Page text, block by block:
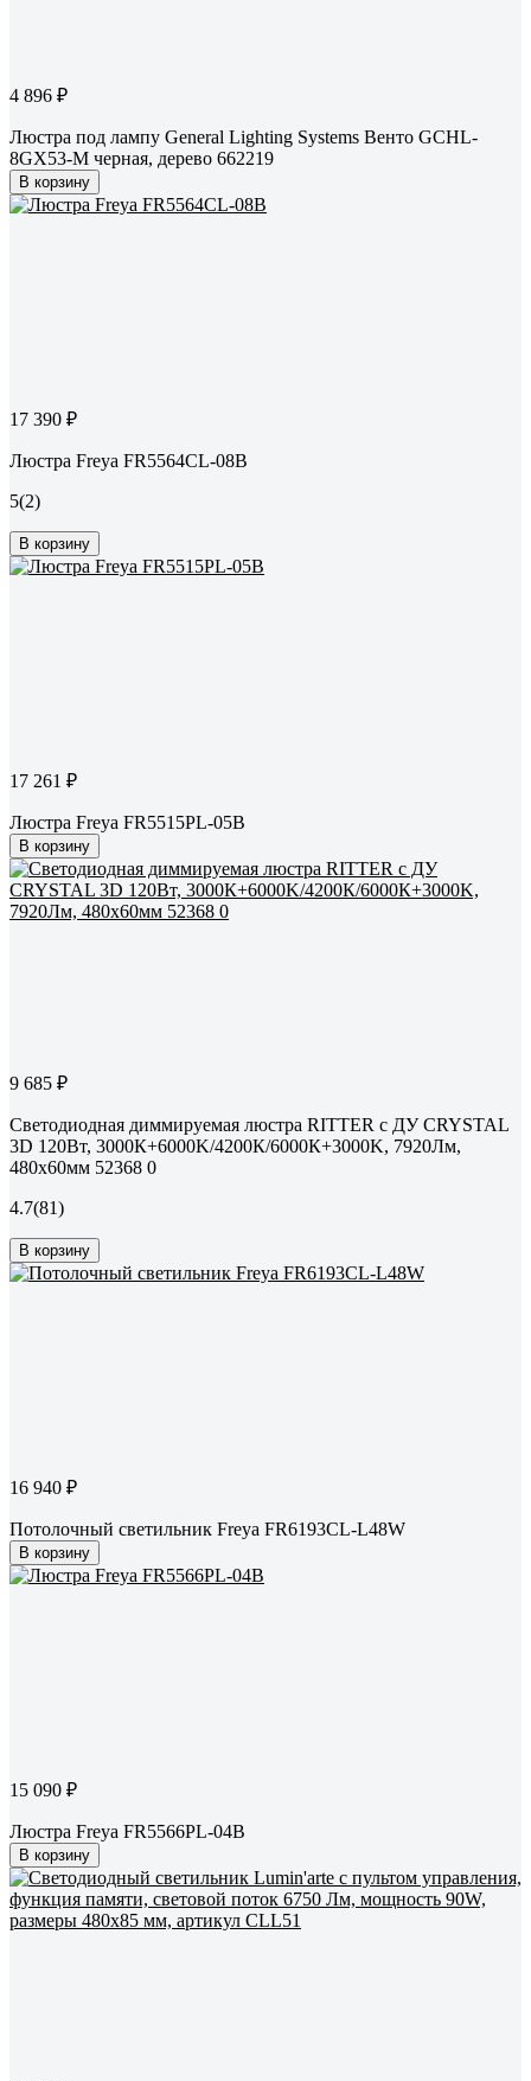
4 896 ₽
Люстра под лампу General Lighting Systems Венто GCHL-
8GX53-M черная, дерево 662219
В корзину
17 390 ₽
Люстра Freya FR5564CL-08B
5(2)
В корзину
17 261 ₽
Люстра Freya FR5515PL-05B
В корзину
9 685 ₽
Светодиодная диммируемая люстра RITTER с ДУ CRYSTAL
3D 120Вт, 3000К+6000K/4200К/6000К+3000K, 7920Лм,
480x60мм 52368 0
4.7(81)
В корзину
16 940 ₽
Потолочный светильник Freya FR6193CL-L48W
В корзину
15 090 ₽
Люстра Freya FR5566PL-04B
В корзину